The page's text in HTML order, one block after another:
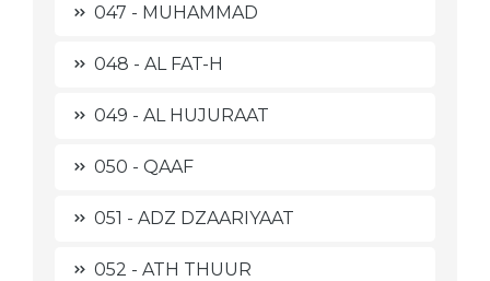
047 - MUHAMMAD
048 - AL FAT-H
049 - AL HUJURAAT
050 - QAAF
051 - ADZ DZAARIYAAT
052 - ATH THUUR